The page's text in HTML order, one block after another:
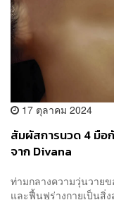
17 ตุลาคม 2024
สัมผัสการนวด 4 มือ
จาก Divana
ท่ามกลางความวุ่นวาย
และฟื้นฟูร่างกายเป็นสิ่